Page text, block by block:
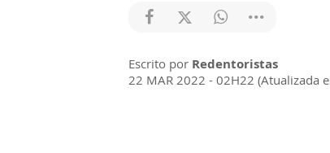
Escrito por Redentoristas
22 MAR 2022 - 02H22 (Atualizada